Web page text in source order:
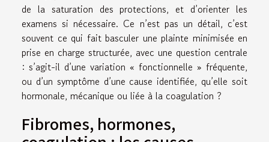
de la saturation des protections, et d’orienter les
examens si nécessaire. Ce n’est pas un détail, c’est
souvent ce qui fait basculer une plainte minimisée en
prise en charge structurée, avec une question centrale
: s’agit-il d’une variation « fonctionnelle » fréquente,
ou d’un symptôme d’une cause identifiée, qu’elle soit
hormonale, mécanique ou liée à la coagulation ?
Fibromes, hormones,